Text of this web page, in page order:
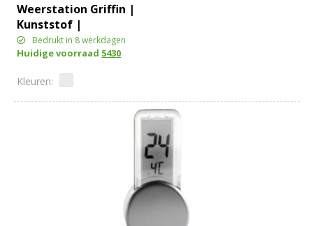
Weerstation Griffin |
Kunststof |
Multifunctioneel
Bedrukt in 8 werkdagen
Huidige voorraad 5430